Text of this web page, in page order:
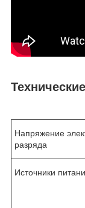
Напряжение
разряда
Источники